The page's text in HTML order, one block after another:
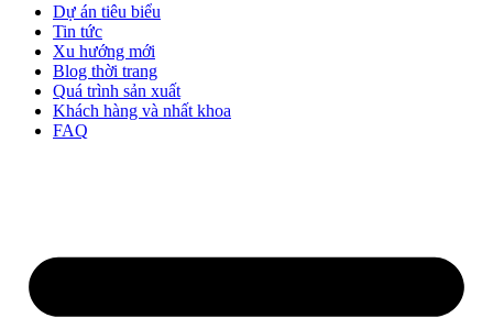
Dự án tiêu biểu
Tin tức
Xu hướng mới
Blog thời trang
Quá trình sản xuất
Khách hàng và nhất khoa
FAQ